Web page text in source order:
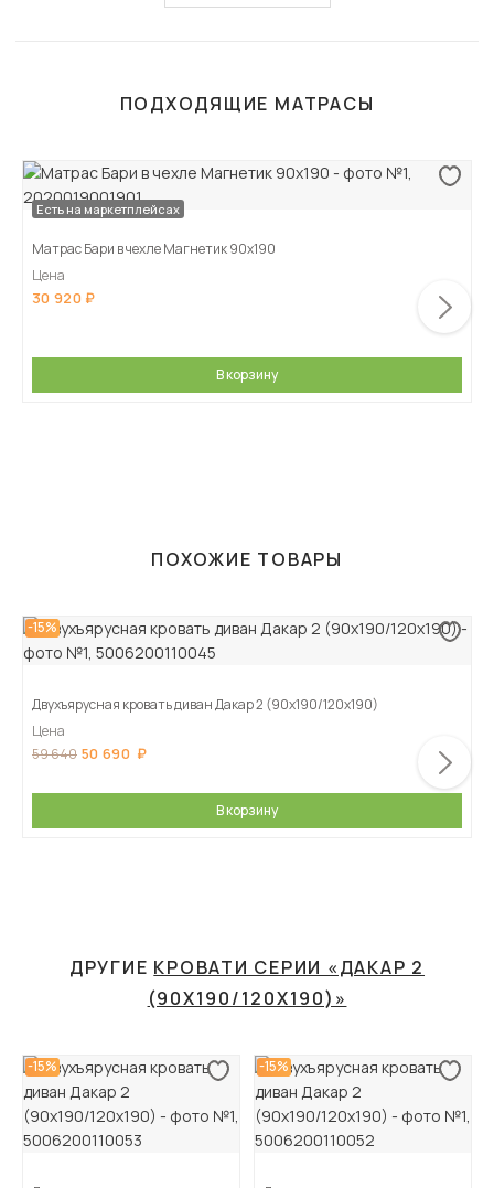
ПОДХОДЯЩИЕ МАТРАСЫ
Есть на маркетплейсах
Матрас Бари в чехле Магнетик 90х190
Цена
30 920
В корзину
ПОХОЖИЕ ТОВАРЫ
-15%
Двухъярусная кровать диван Дакар 2 (90х190/120х190)
Цена
59 640 50 690
В корзину
ДРУГИЕ КРОВАТИ СЕРИИ «ДАКАР 2
(90Х190/120Х190)»
-15% -15%